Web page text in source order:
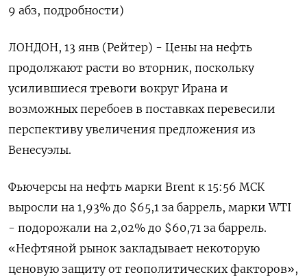
9 абз, подробности)
ЛОНДОН, 13 янв (Рейтер) - Цены на нефть
продолжают расти во вторник, поскольку
усилившиеся тревоги вокруг Ирана и
возможных перебоев в поставках ⁠перевесили
перспективу увеличения предложения из
Венесуэлы.
Фьючерсы на нефть марки Brent к 15:56 МСК
выросли на 1,93% до $65,1 за баррель, марки WTI
- подорожали на 2,02% до $60,71 за ⁠баррель.
«Нефтяной рынок закладывает ​некоторую
ценовую защиту от геополитических факторов»,